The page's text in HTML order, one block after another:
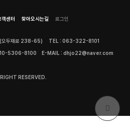
객센터 찾아오시는길
로그인
오두재로 238-65)
TEL : 063-322-8101
5306-8100
E-MAIL : dhjo22@naver.com
RESERVED.